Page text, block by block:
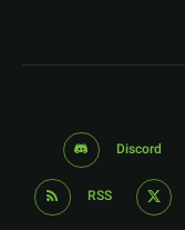
Discord
RSS